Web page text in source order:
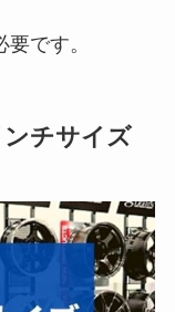
です。
チサイズ